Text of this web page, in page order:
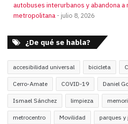
autobuses interurbanos y abandona
metropolitana
julio 8, 2026
¿De qué se habla?
accesibilidad universal bicicleta
Cerro-Amate COVID-19 Daniel
Ismael Sánchez limpieza
metrocentro Movilidad parques y